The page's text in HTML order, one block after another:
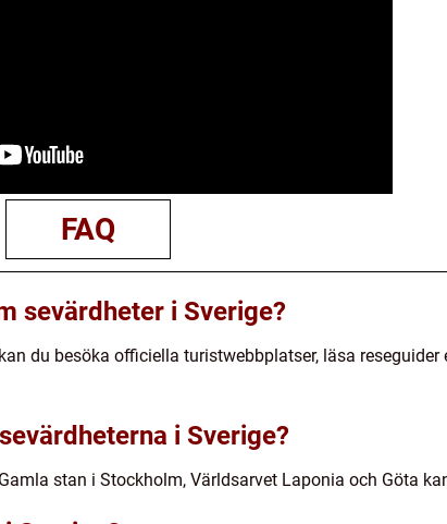
FAQ
sevärdheter i Sverige?
du besöka officiella turistwebbplatser, läsa reseguider
i Sverige?
stan i Stockholm, Världsarvet Laponia och Göta